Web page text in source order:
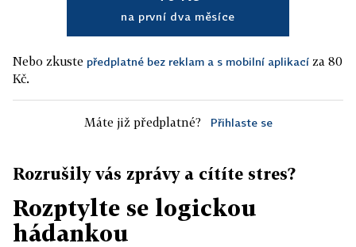
na první dva měsíce
Nebo zkuste předplatné bez reklam a s mobilní aplikací za 80
Kč.
Máte již předplatné? Přihlaste se
Rozrušily vás zprávy a cítíte stres?
Rozptylte se logickou
hádankou